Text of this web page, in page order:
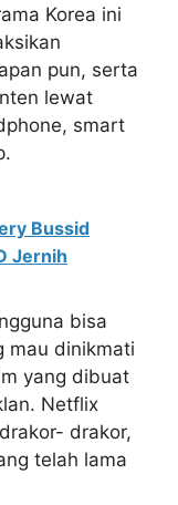
Korea ini
pun, serta
lewat
smart
Bussid
Jernih
bisa
mau dinikmati
yang dibuat
Netflix
drakor,
telah lama